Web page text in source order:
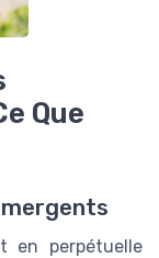
Que
en perpétuelle